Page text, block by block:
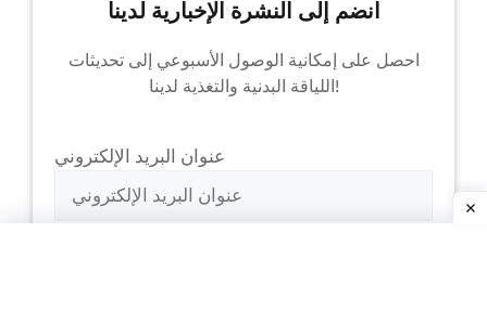
انضم إلى النشرة الإخبارية لدينا
احصل على إمكانية الوصول الأسبوعي إلى تحديثات
اللياقة البدنية والتغذية لدينا!
عنوان البريد الإلكتروني